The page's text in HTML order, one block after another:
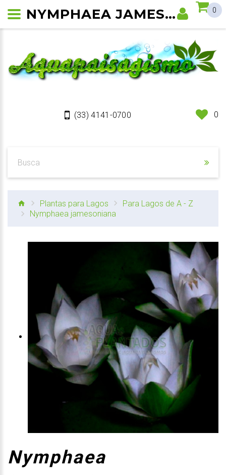
(33) 4141-0700 0
0
Plantas para Lagos
Para Lagos de A - Z
Nymphaea jamesoniana
Nymphaea
NYMPHAEA JAMESONIANA